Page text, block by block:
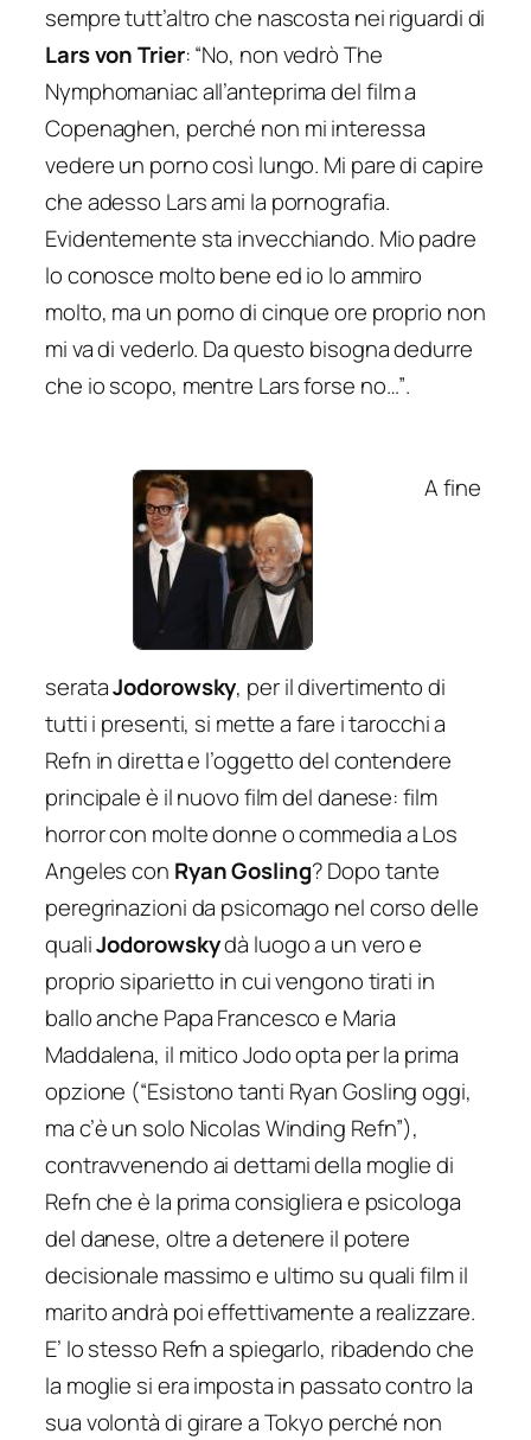
sempre tutt’altro che nascosta nei riguardi di
Lars von Trier:“No, non vedrò The
Nymphomaniac all’anteprima del film a
Copenaghen, perché non mi interessa
vedere un porno così lungo. Mi pare di capire
che adesso Lars ami la pornografia.
Evidentemente sta invecchiando. Mio padre
lo conosce molto bene ed io lo ammiro
molto, ma un porno di cinque ore proprio non
mi va di vederlo. Da questo bisogna dedurre
che io scopo, mentre Lars forse no…”.
A fine
serataJodorowsky, per il divertimento di
tutti i presenti, si mette a fare i tarocchi a
Refn in diretta e l’oggetto del contendere
principale è il nuovo film del danese: film
horror con molte donne o commedia a Los
Angeles con Ryan Gosling? Dopo tante
peregrinazioni da psicomago nel corso delle
qualiJodorowskydà luogo a un vero e
proprio siparietto in cui vengono tirati in
ballo anche Papa Francesco e Maria
Maddalena, il mitico Jodo opta per la prima
opzione (“Esistono tanti Ryan Gosling oggi,
ma c’è un solo Nicolas Winding Refn”),
contravvenendo ai dettami della moglie di
Refn che è la prima consigliera e psicologa
del danese, oltre a detenere il potere
decisionale massimo e ultimo su quali film il
marito andrà poi effettivamente a realizzare.
E’ lo stesso Refn a spiegarlo, ribadendo che
la moglie si era imposta in passato contro la
sua volontà di girare a Tokyo perché non